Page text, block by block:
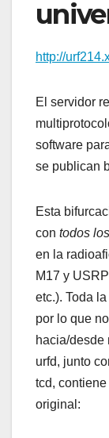
http://
El servidor
software
se publican
Esta
con todos los
en la
M17 y
etc.). Toda
por lo que
hacia/desde
urfd, junto
tcd,
original: